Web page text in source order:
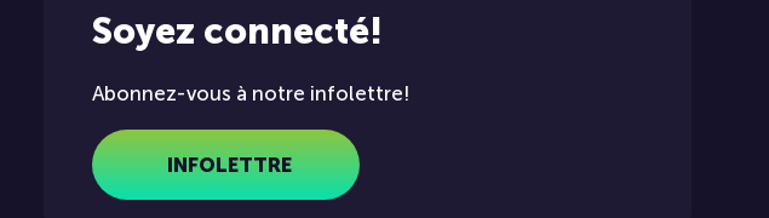
Soyez connecté!
Abonnez-vous à notre infolettre!
INFOLETTRE